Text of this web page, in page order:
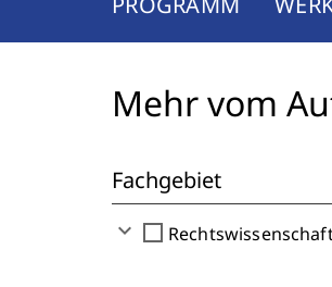
Mehr vom
Fachgebiet
expand_more check_box_outline_blank